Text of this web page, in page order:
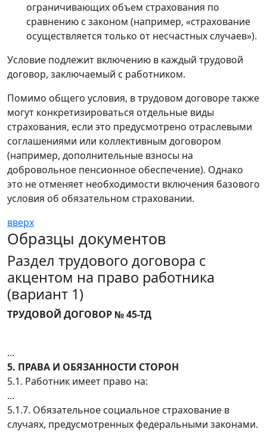
ограничивающих объем страхования по
сравнению с законом (например, «страхование
осуществляется только от несчастных случаев»).
Условие подлежит включению в каждый трудовой
договор, заключаемый с работником.
Помимо общего условия, в трудовом договоре также
могут конкретизироваться отдельные виды
страхования, если это предусмотрено отраслевыми
соглашениями или коллективным договором
(например, дополнительные взносы на
добровольное пенсионное обеспечение). Однако
это не отменяет необходимости включения базового
условия об обязательном страховании.
вверх
Образцы документов
Раздел трудового договора с
акцентом на право работника
(вариант 1)
ТРУДОВОЙ ДОГОВОР № 45-ТД
...
5. ПРАВА И ОБЯЗАННОСТИ СТОРОН
5.1. Работник имеет право на:
...
5.1.7. Обязательное социальное страхование в
случаях, предусмотренных федеральными законами.